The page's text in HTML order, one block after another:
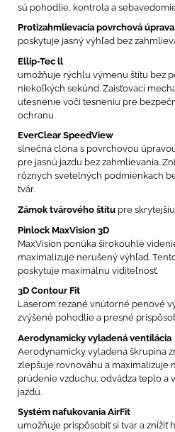
sú pohodlie, kontrola a
Protizahmlievacia povrchová
poskytuje jasný výhľad bez
Ellip-Tec ll
umožňuje rýchlu výmenu štítu bez
niekoľkých sekúnd. Zaisťovací
utesnenie voči tesneniu pre
ochranu.
EverClear SpeedView
slnečná clona s povrchovou
pre jasnú jazdu bez zahmlievania.
rôznych svetelných podmienkach
tvár.
Zámok tvárového štítu pre
Pinlock MaxVision 3D
MaxVision ponúka širokouhlé
maximalizuje nerušený výhľad.
poskytuje maximálnu viditeľnosť.
3D Contour Fit
Laserom rezané vnútorné penové
zvýšené pohodlie a presné
Aerodynamicky vyladená ventilácia
Aerodynamicky vyladená škrupina
zlepšuje rovnováhu a maximalizuje
prúdenie vzduchu, odvádza teplo a
jazdu.
Systém nafukovania AirFit
umožňuje prispôsobiť si tvar a znížiť